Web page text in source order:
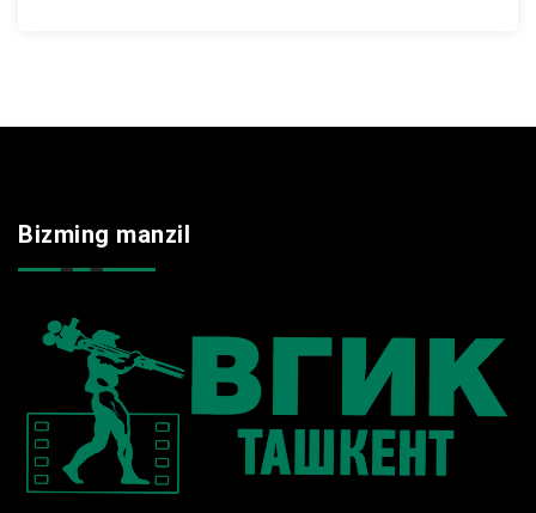
Bizming manzil